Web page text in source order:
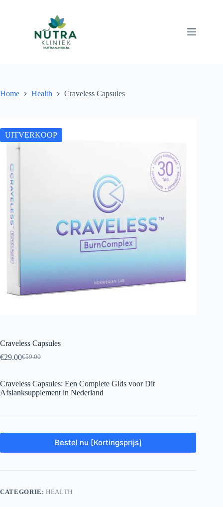
Home Health Craveless Capsules
UITVERKOOP
Craveless Capsules
€59.00
Oorspronkelijke
€59.00.
€29.00Huidige
€29.00.
Craveless Capsules: Een Complete Gids voor Dit
Afslanksupplement in Nederland
Bestel nu [Kortingsprijs]
CATEGORIE:HEALTH